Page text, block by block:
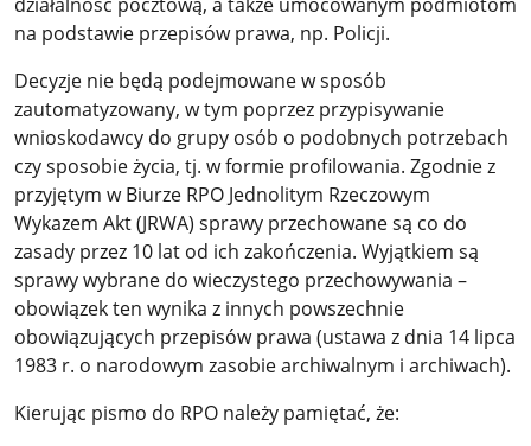
na podstawie przepisów prawa, np. Policji.
Decyzje nie będą podejmowane w sposób
zautomatyzowany, w tym poprzez przypisywanie
wnioskodawcy do grupy osób o podobnych potrzebach
czy sposobie życia, tj. w formie profilowania. Zgodnie z
przyjętym w Biurze RPO Jednolitym Rzeczowym
Wykazem Akt (JRWA) sprawy przechowane są co do
zasady przez 10 lat od ich zakończenia. Wyjątkiem są
sprawy wybrane do wieczystego przechowywania –
obowiązek ten wynika z innych powszechnie
obowiązujących przepisów prawa (ustawa z dnia 14 lipca
1983 r. o narodowym zasobie archiwalnym i archiwach).
Kierując pismo do RPO należy pamiętać, że: